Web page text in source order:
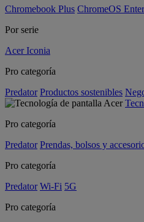
Chromebook Plus ChromeOS
Por serie
Acer Iconia
Pro categoría
Predator Productos sostenibles
Pro categoría
Predator Prendas, bolsos y
Pro categoría
Predator Wi-Fi 5G
Pro categoría